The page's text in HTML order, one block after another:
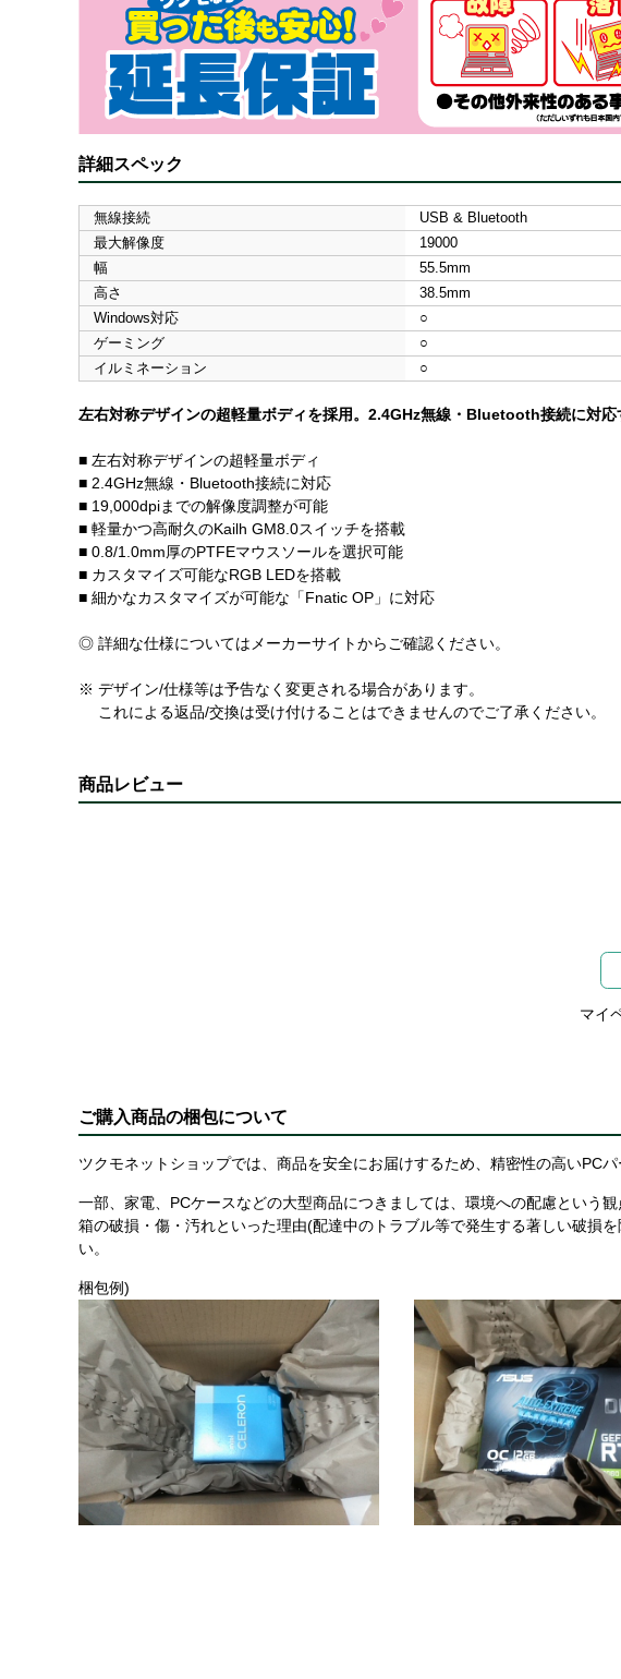
詳細スペック
無線接続 USB & Bluetooth
最大解像度
19000
幅
55.5mm
高さ
38.5mm
Windows対応
○
ゲーミング
○
イルミネーション
○
左右対称デザインの超軽量ボディを採用。2.4GHz無線・Bluetooth接続に対応
■ 左右対称デザインの超軽量ボディ
■ 2.4GHz無線・Bluetooth接続に対応
■ 19,000dpiまでの解像度調整が可能
■ 軽量かつ高耐久のKailh GM8.0スイッチを搭載
■ 0.8/1.0mm厚のPTFEマウスソールを選択可能
■ カスタマイズ可能なRGB LEDを搭載
■ 細かなカスタマイズが可能な「Fnatic OP」に対応
◎ 詳細な仕様についてはメーカーサイトからご確認ください。
※ デザイン/仕様等は予告なく変更される場合があります。
これによる返品/交換は受け付けることはできませんのでご了承ください。
商品レビュー
マイ
ご購入商品の梱包について
ツクモネットショップでは、商品を安全にお届けするため、精密性の高いPC
一部、家電、PCケースなどの大型商品につきましては、環境への配慮という
箱の破損・傷・汚れといった理由(配達中のトラブル等で発生する著しい破損
い。
梱包例)